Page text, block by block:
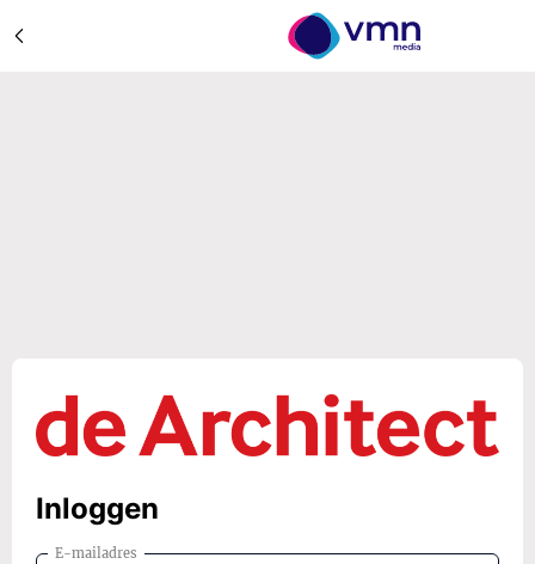
Inloggen
E-mailadres